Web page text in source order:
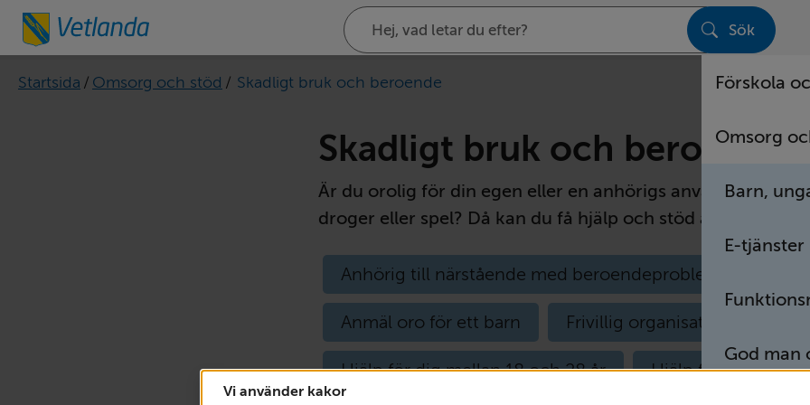
Vi använder kakor
Sök
på
webbplatsen
Sök
Förskola
Omsorg
Barn,
E-tjänster
God man
Startsida / Omsorg och stöd / Skadligt bruk och beroende
Skadligt bruk och beroende
Är du orolig för din egen eller en anhörigs användning av
droger eller spel? Då kan du få hjälp och stöd av Vetlanda
Anhörig till närstående med beroendeproblematik
Anmäl oro för ett barn Frivillig organisationer
Hjälp för dig mellan 18 och 28 år Hjälp för dig över